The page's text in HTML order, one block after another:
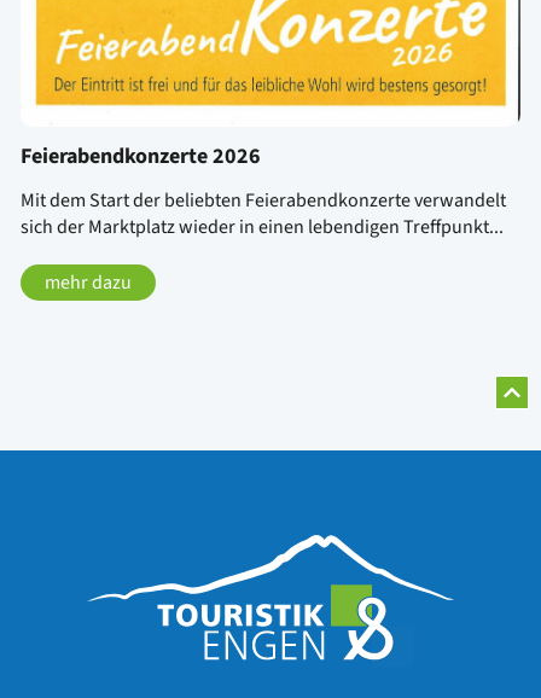
Feierabendkonzerte 2026
Mit dem Start der beliebten Feierabendkonzerte verwandelt
sich der Marktplatz wieder in einen lebendigen Treffpunkt...
mehr dazu